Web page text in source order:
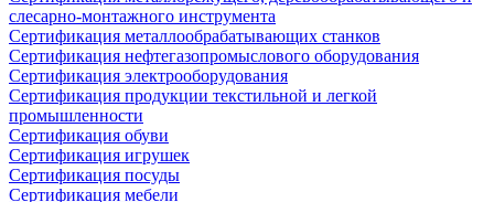
слесарно-монтажного инструмента
Сертификация металлообрабатывающих станков
Сертификация нефтегазопромыслового оборудования
Сертификация электрооборудования
Сертификация продукции текстильной и легкой
промышленности
Сертификация обуви
Сертификация игрушек
Сертификация посуды
Сертификация мебели